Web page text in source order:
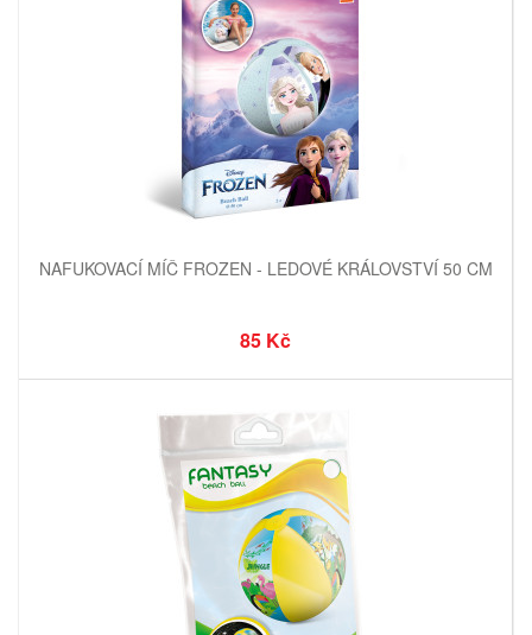
NAFUKOVACÍ MÍČ FROZEN - LEDOVÉ KRÁLOVSTVÍ 50 CM
85 Kč